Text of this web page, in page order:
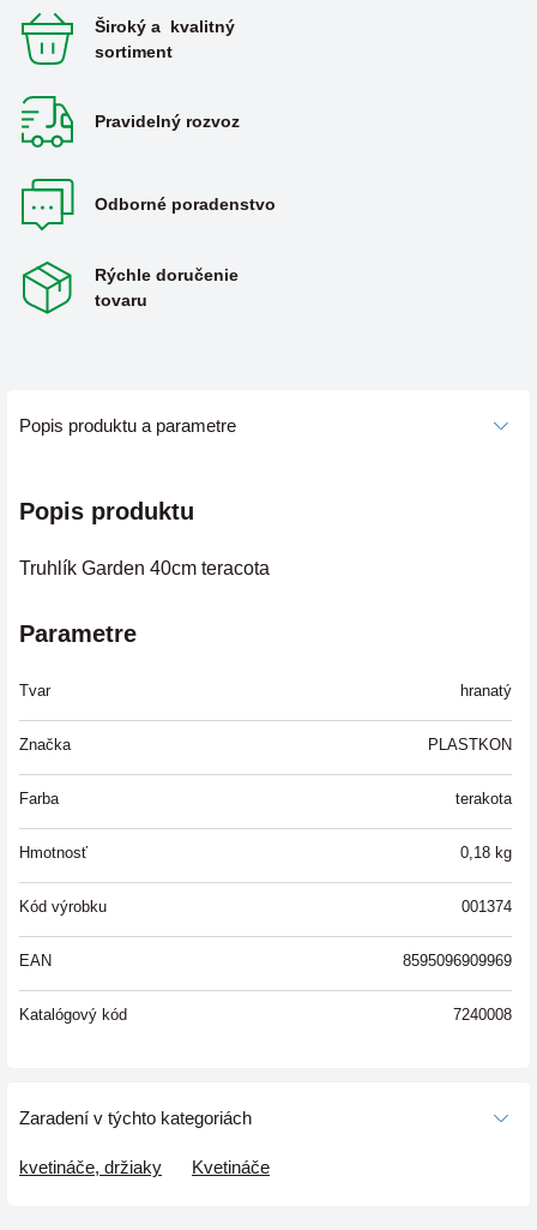
Široký a kvalitný
sortiment
Pravidelný rozvoz
Odborné poradenstvo
Rýchle doručenie
tovaru
Popis produktu a parametre
Popis produktu
Truhlík Garden 40cm teracota
Parametre
Tvar hranatý
Značka PLASTKON
Farba terakota
Hmotnosť 0,18 kg
Kód výrobku 001374
EAN 8595096909969
Katalógový kód 7240008
Zaradení v týchto kategoriách
kvetináče, držiaky Kvetináče